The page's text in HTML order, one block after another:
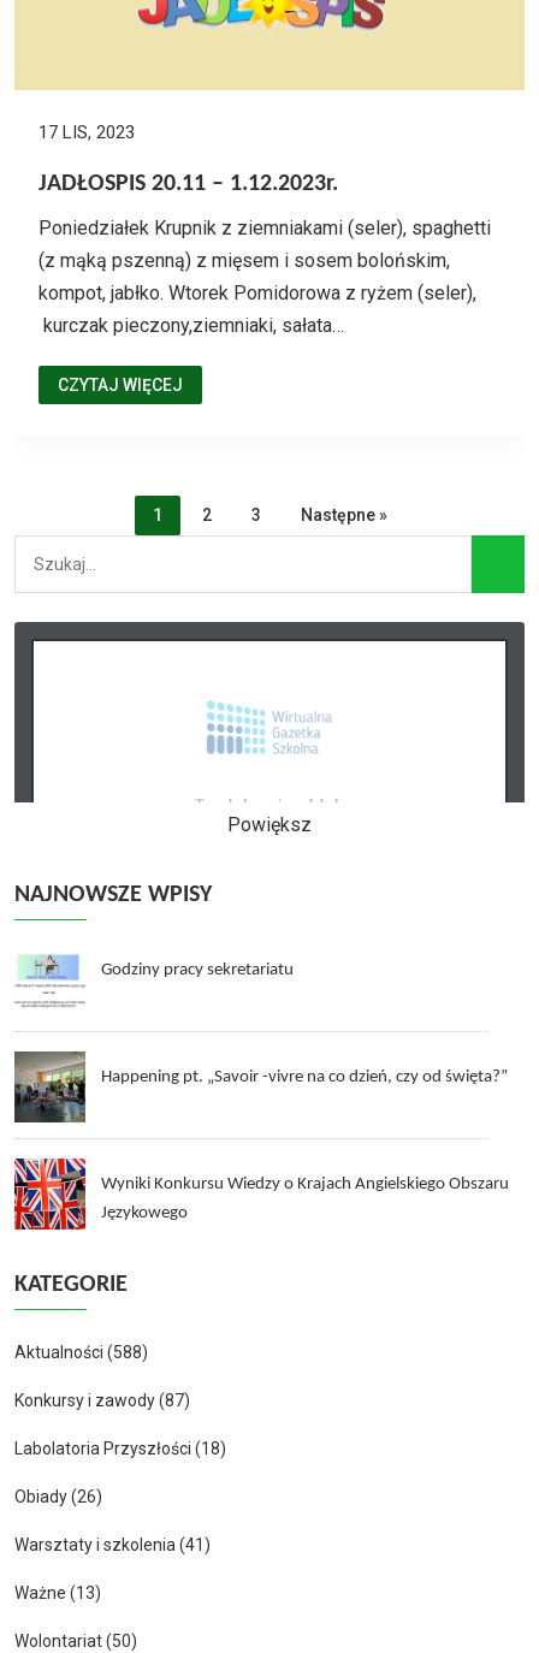
17 LIS, 2023
JADŁOSPIS 20.11 – 1.12.2023r.
Poniedziałek Krupnik z ziemniakami (seler), spaghetti
(z mąką pszenną) z mięsem i sosem bolońskim,
kompot, jabłko. Wtorek Pomidorowa z ryżem (seler),
kurczak pieczony,ziemniaki, sałata…
CZYTAJ WIĘCEJ
1 2 3 Następne »
Powiększ
NAJNOWSZE WPISY
Godziny pracy sekretariatu
Happening pt. „Savoir -vivre na co dzień, czy od święta?”
Wyniki Konkursu Wiedzy o Krajach Angielskiego Obszaru
Językowego
KATEGORIE
Aktualności (588)
Konkursy i zawody(87)
Labolatoria Przyszłości (18)
Obiady(26)
Warsztaty i szkolenia (41)
Ważne (13)
Wolontariat(50)